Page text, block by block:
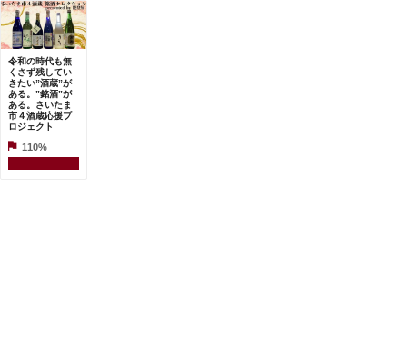
令和の時代も無
くさず残してい
きたい”酒蔵”が
ある。”銘酒”が
ある。さいたま
市４酒蔵応援プ
ロジェクト
110%